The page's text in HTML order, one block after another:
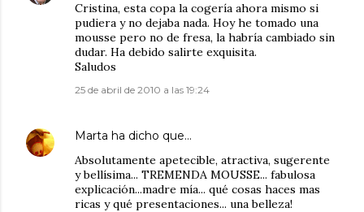
Cristina, esta copa la cogería ahora mismo si
pudiera y no dejaba nada. Hoy he tomado una
mousse pero no de fresa, la habría cambiado sin
dudar. Ha debido salirte exquisita.
Saludos
25 de abril de 2010 a las 19:24
Marta ha dicho que…
Absolutamente apetecible, atractiva, sugerente
y bellísima... TREMENDA MOUSSE... fabulosa
explicación...madre mía... qué cosas haces mas
ricas y qué presentaciones... una belleza!